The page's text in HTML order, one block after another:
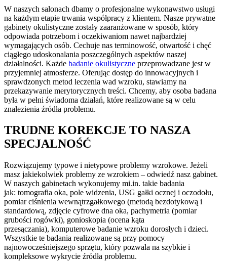
W naszych salonach dbamy o profesjonalne wykonawstwo usługi
na każdym etapie trwania współpracy z klientem. Nasze prywatne
gabinety okulistyczne zostały zaaranżowane w sposób, który
odpowiada potrzebom i oczekiwaniom nawet najbardziej
wymagających osób. Cechuje nas terminowość, otwartość i chęć
ciągłego udoskonalania poszczególnych aspektów naszej
działalności. Każde badanie okulistyczne przeprowadzane jest w
przyjemniej atmosferze. Oferując dostęp do innowacyjnych i
sprawdzonych metod leczenia wad wzroku, stawiamy na
przekazywanie merytorycznych treści. Chcemy, aby osoba badana
była w pełni świadoma działań, które realizowane są w celu
znalezienia źródła problemu.
TRUDNE KOREKCJE TO NASZA
SPECJALNOŚĆ
Rozwiązujemy typowe i nietypowe problemy wzrokowe. Jeżeli
masz jakiekolwiek problemy ze wzrokiem – odwiedź nasz gabinet.
W naszych gabinetach wykonujemy mi.in. takie badania
jak: tomografia oka, pole widzenia, USG gałki ocznej i oczodołu,
pomiar ciśnienia wewnątrzgałkowego (metodą bezdotykową i
standardową, zdjęcie cyfrowe dna oka, pachymetria (pomiar
grubości rogówki), gonioskopia (ocena kąta
przesączania), komputerowe badanie wzroku dorosłych i dzieci.
Wszystkie te badania realizowane są przy pomocy
najnowocześniejszego sprzętu, który pozwala na szybkie i
kompleksowe wykrycie źródła problemu.